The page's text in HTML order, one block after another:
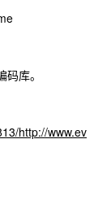
库。
http://www.ev